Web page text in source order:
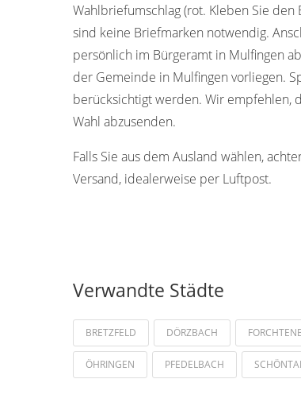
Wahlbriefumschlag (rot. Kleben Sie
sind keine Briefmarken notwendig.
persönlich im Bürgeramt in Mulfingen
der Gemeinde in Mulfingen vorliegen.
berücksichtigt werden. Wir empfehlen,
Wahl abzusenden.
Falls Sie aus dem Ausland wählen,
Versand, idealerweise per Luftpost.
Verwandte Städte
BRETZFELD DÖRZBACH
ÖHRINGEN PFEDELBACH